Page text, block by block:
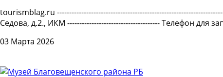
tourismblag.ru
Седова, д.2., ИКМ -------------------------------------- Телефон для
03 Марта 2026